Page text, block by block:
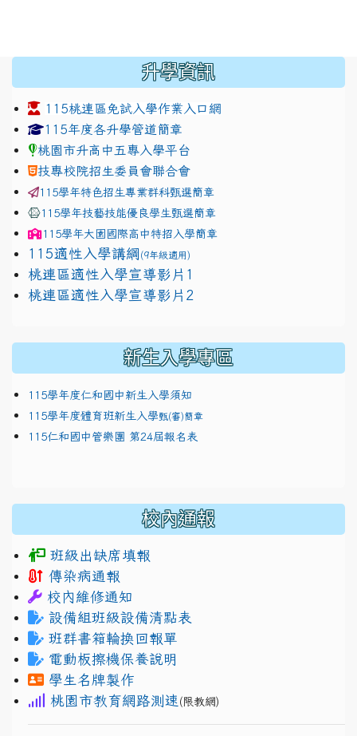
升學資訊
115桃連區免試入學作業入口網
link to https://www.jhjhs.tyc.edu.tw/modules/
115年度各升學管道簡章
桃園市升高中五專入學平台
技專校院招生委員會聯合會
115學年特色招生專業群科甄選簡章
115學年技藝技能優良學生甄選簡章
115學年大園國際高中特招入學簡章
115適性入學講綱 (9年級適用)
link to https://docs.google.com/presentation/d/
桃連區適性入學宣導影片1
link to https://docs.google.com/presentation/d/
桃連區適性入學宣導影片2
新生入學專區
115學年度仁和國中新生入學須知
115學年度體育班新生入學甄(審)簡章
115仁和國中管樂團 第24屆報名表
校內通報
班級出缺席填報
傳染病通報
校內維修通知
設備組班級設備清點表
班群書箱輪換回報單
電動板擦機保養說明
學生名牌製作
桃園市教育網路測速 (限教網)